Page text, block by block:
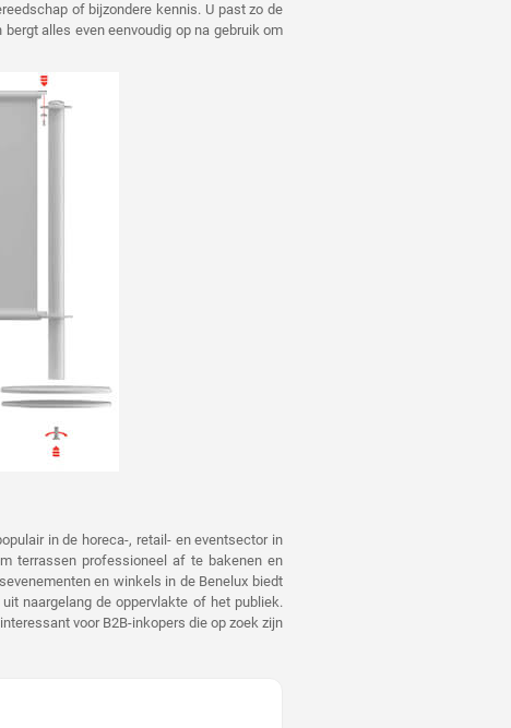
of bijzondere kennis. U past zo de
alles even eenvoudig op na gebruik om
in de horeca-, retail- en eventsector in
terrassen professioneel af te bakenen en
en winkels in de Benelux biedt
naargelang de oppervlakte of het publiek.
voor B2B-inkopers die op zoek zijn